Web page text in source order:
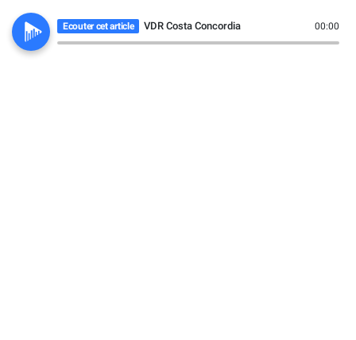
Ecouter cet article VDR Costa Concordia 00:00